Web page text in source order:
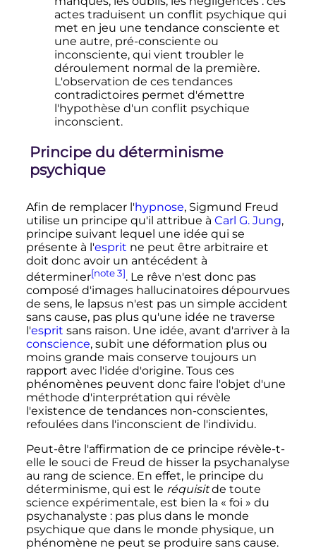
actes traduisent un conflit psychique qui
met en jeu une tendance consciente et
une autre, pré-consciente ou
inconsciente, qui vient troubler le
déroulement normal de la première.
L'observation de ces tendances
contradictoires permet d'émettre
l'hypothèse d'un conflit psychique
inconscient.
Principe du déterminisme
psychique
Afin de remplacer l'hypnose, Sigmund Freud
utilise un principe qu'il attribue à Carl G. Jung,
principe suivant lequel une idée qui se
présente à l'esprit ne peut être arbitraire et
doit donc avoir un antécédent à
déterminer[note 3]. Le rêve n'est donc pas
composé d'images hallucinatoires dépourvues
de sens, le lapsus n'est pas un simple accident
sans cause, pas plus qu'une idée ne traverse
l'esprit sans raison. Une idée, avant d'arriver à la
conscience, subit une déformation plus ou
moins grande mais conserve toujours un
rapport avec l'idée d'origine. Tous ces
phénomènes peuvent donc faire l'objet d'une
méthode d'interprétation qui révèle
l'existence de tendances non-conscientes,
refoulées dans l'inconscient de l'individu.
Peut-être l'affirmation de ce principe révèle-t-
elle le souci de Freud de hisser la psychanalyse
au rang de science. En effet, le principe du
déterminisme, qui est le réquisitde toute
science expérimentale, est bien la « foi » du
psychanalyste : pas plus dans le monde
psychique que dans le monde physique, un
phénomène ne peut se produire sans cause.